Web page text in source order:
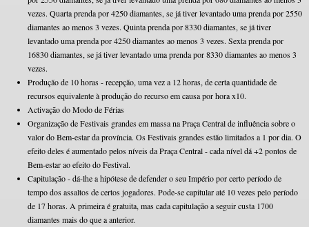
vezes. Quarta prenda por 4250 diamantes, se já tiver levantado uma prenda por 2550
diamantes ao menos 3 vezes. Quinta prenda por 8330 diamantes, se já tiver
levantado uma prenda por 4250 diamantes ao menos 3 vezes. Sexta prenda por
16830 diamantes, se já tiver levantado uma prenda por 8330 diamantes ao menos 3
vezes.
Produção de 10 horas - recepção, uma vez a 12 horas, de certa quantidade de
recursos equivalente à produção do recurso em causa por hora x10.
Activação do Modo de Férias
Organização de Festivais grandes em massa na Praça Central de influência sobre o
valor do Bem-estar da província. Os Festivais grandes estão limitados a 1 por dia. O
efeito deles é aumentado pelos níveis da Praça Central - cada nível dá +2 pontos de
Bem-estar ao efeito do Festival.
Capitulação - dá-lhe a hipótese de defender o seu Império por certo período de
tempo dos assaltos de certos jogadores. Pode-se capitular até 10 vezes pelo período
de 17 horas. A primeira é gratuita, mas cada capitulação a seguir custa 1700
diamantes mais do que a anterior.